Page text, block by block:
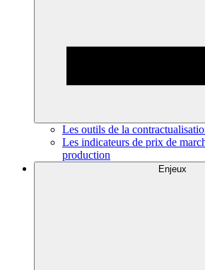
Les outils de la
Les indicateurs de prix de
production
Enjeux